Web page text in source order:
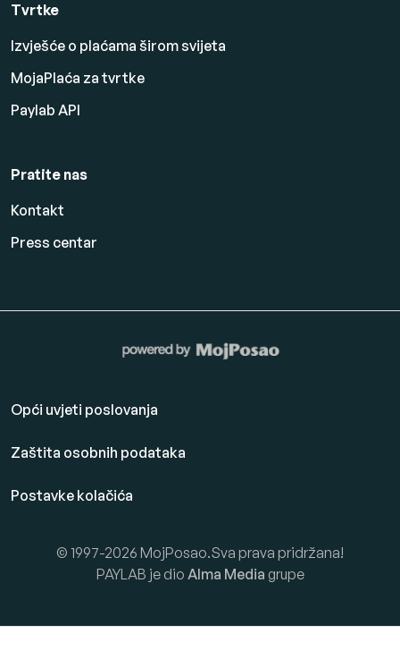
Tvrtke
Izvješće o plaćama širom svijeta
MojaPlaća za tvrtke
Paylab API
Pratite nas
Kontakt
Press centar
Opći uvjeti poslovanja
Zaštita osobnih podataka
Postavke kolačića
© 1997-2026 MojPosao.Sva prava pridržana!
PAYLAB je dio Alma Media grupe